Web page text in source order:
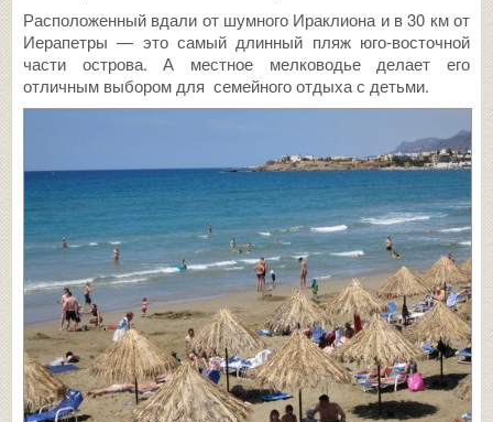
Расположенный вдали от шумного Ираклиона и в 30 км от
Иерапетры — это самый длинный пляж юго-восточной
части острова. А местное мелководье делает его
отличным выбором для семейного отдыха с детьми.